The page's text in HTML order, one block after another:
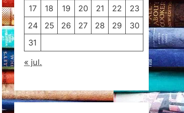
17
18 19 20 21 22
23
24
25 26 27 28 29
30
31
« jul.